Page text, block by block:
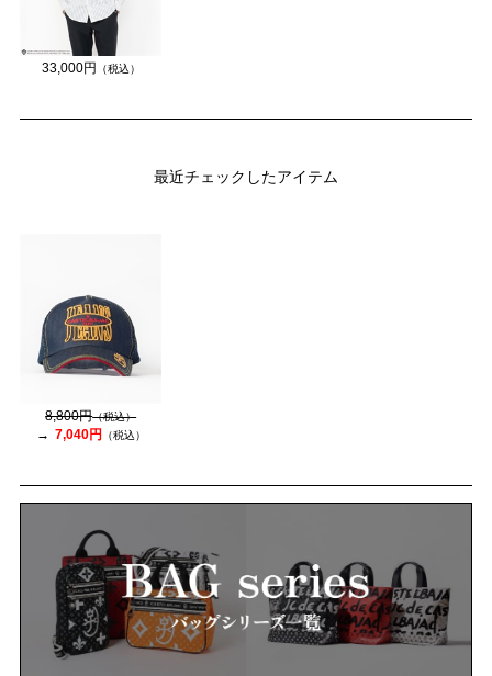
33,000円 （税込）
最近チェックしたアイテム
8,800円（税込）
7,040円 （税込）